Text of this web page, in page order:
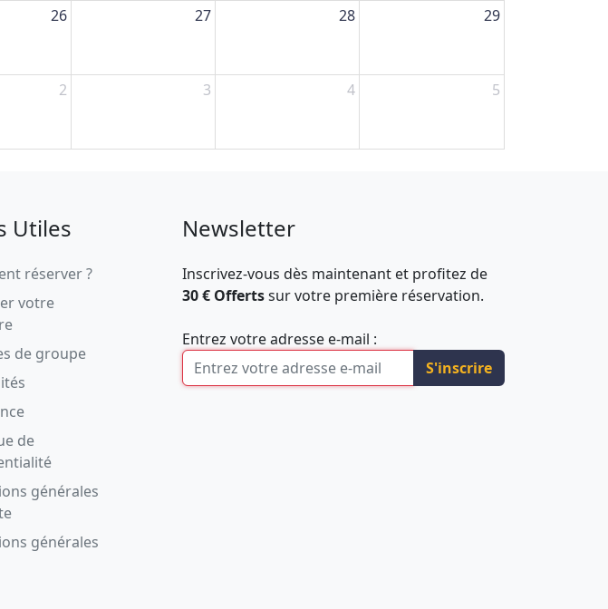
26 27 28 29
2 3 4 5
Utiles
réserver ?
votre
de groupe
de
générales
générales
Newsletter
Inscrivez-vous dès maintenant et profitez de
30 € Offertssur votre première réservation.
Entrez votre adresse e-mail :
S'inscrire